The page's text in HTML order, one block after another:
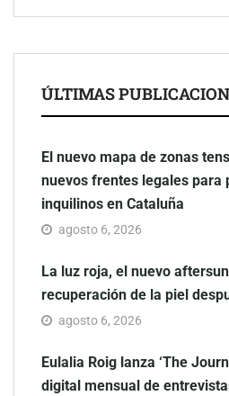
ÚLTIMAS
El nuevo mapa de zonas
nuevos frentes legales para
inquilinos en Cataluña
agosto 6, 2026
La luz roja, el nuevo
recuperación de la piel
agosto 6, 2026
Eulalia Roig lanza ‘The
digital mensual de